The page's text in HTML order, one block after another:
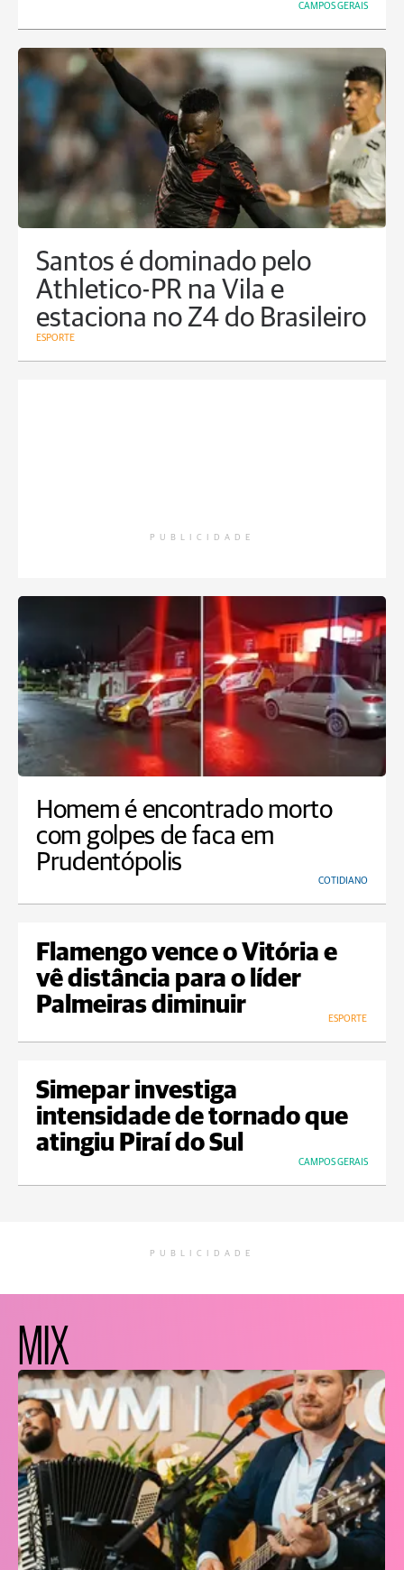
CAMPOS GERAIS
Santos é dominado pelo
Athletico-PR na Vila e
estaciona no Z4 do Brasileiro
ESPORTE
PUBLICIDADE
Homem é encontrado morto
com golpes de faca em
Prudentópolis
COTIDIANO
Flamengo vence o Vitória e
vê distância para o líder
Palmeiras diminuir
ESPORTE
Simepar investiga
intensidade de tornado que
atingiu Piraí do Sul
CAMPOS GERAIS
PUBLICIDADE
MIX